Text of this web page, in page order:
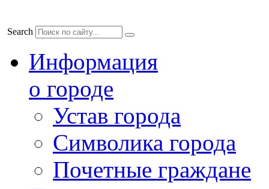
Search
Информация
о городе
Устав города
Символика города
Почетные граждане